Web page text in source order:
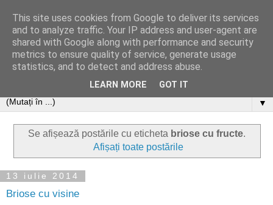
▼
Se afișează postările cu eticheta briose cu fructe.
Afișați toate postările
13 iulie 2014
Briose cu visine
This site uses cookies from Google to deliver its services
and to analyze traffic. Your IP address and user-agent are
shared with Google along with performance and security
metrics to ensure quality of service, generate usage
statistics, and to detect and address abuse.
LEARN MORE GOT IT